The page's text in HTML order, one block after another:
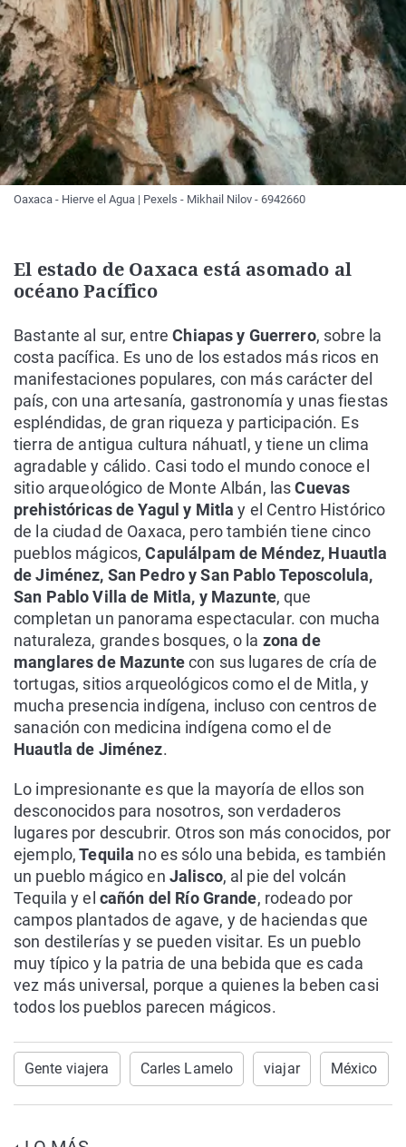
Oaxaca - Hierve el Agua | Pexels - Mikhail Nilov - 6942660
El estado de Oaxaca está asomado al
océano Pacífico
Bastante al sur, entreChiapas y Guerrero, sobre la
costa pacífica. Es uno de los estados más ricos en
manifestaciones populares, con más carácter del
país, con una artesanía, gastronomía y unas fiestas
espléndidas, de gran riqueza y participación. Es
tierra de antigua cultura náhuatl, y tiene un clima
agradable y cálido. Casi todo el mundo conoce el
sitio arqueológico de Monte Albán, lasCuevas
prehistóricas de Yagul y Mitla y el Centro Histórico
de la ciudad de Oaxaca, pero también tiene cinco
pueblos mágicos,Capulálpam de Méndez, Huautla
de Jiménez, San Pedro y San Pablo Teposcolula,
San Pablo Villa de Mitla, y Mazunte, que
completan un panorama espectacular. con mucha
naturaleza, grandes bosques, o la zona de
manglares de Mazuntecon sus lugares de cría de
tortugas, sitios arqueológicos como el de Mitla, y
mucha presencia indígena, incluso con centros de
sanación con medicina indígena como el de
Huautla de Jiménez.
Lo impresionante es que la mayoría de ellos son
desconocidos para nosotros, son verdaderos
lugares por descubrir. Otros son más conocidos, por
ejemplo,Tequila no es sólo una bebida, es también
un pueblo mágico en Jalisco, al pie del volcán
Tequila y el cañón del Río Grande, rodeado por
campos plantados de agave, y de haciendas que
son destilerías y se pueden visitar. Es un pueblo
muy típico y la patria de una bebida que es cada
vez más universal, porque a quienes la beben casi
todos los pueblos parecen mágicos.
Gente viajera Carles Lamelo viajar México